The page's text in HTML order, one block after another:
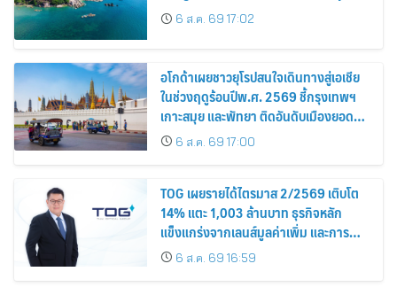
Among the Top Cities
6 ส.ค. 69 17:02
อโกด้าเผยชาวยุโรปสนใจเดินทางสู่เอเชีย
ในช่วงฤดูร้อนปีพ.ศ. 2569 ชี้กรุงเทพฯ
เกาะสมุย และพัทยา ติดอันดับเมืองยอด
นิยม6 ส.ค. 69 17:00
TOG เผยรายได้ไตรมาส 2/2569 เติบโต
14% แตะ 1,003 ล้านบาท ธุรกิจหลัก
แข็งแกร่งจากเลนส์มูลค่าเพิ่ม และการ
ขยายตลาดต่างประเทศ พร้อมเดินหน้า
ลงทุนเพื่อการเติบโตระยะยาว
6 ส.ค. 69 16:59